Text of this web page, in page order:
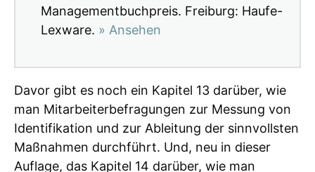
Managementbuchpreis. Freiburg: Haufe-
Lexware. » Ansehen
Davor gibt es noch ein Kapitel 13 darüber, wie
man Mitarbeiterbefragungen zur Messung von
Identifikation und zur Ableitung der sinnvollsten
Maßnahmen durchführt. Und, neu in dieser
Auflage, das Kapitel 14 darüber, wie man